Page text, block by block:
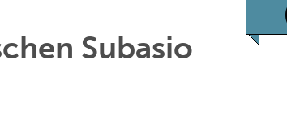
Subasio